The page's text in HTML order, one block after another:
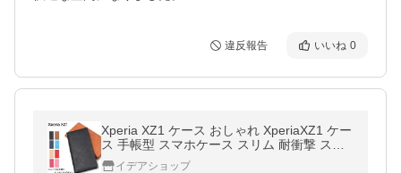
違反報告 いいね 0
Xperia XZ1 ケース おしゃれ XperiaXZ1 ケー
ス 手帳型 スマホケース スリム 耐衝撃 スマ
ホカバー カバー エクスペリア
イデアショップ